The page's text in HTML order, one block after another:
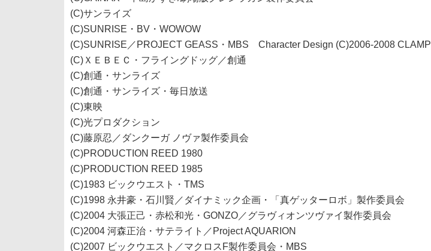
(C)サンライズ
(C)SUNRISE・BV・WOWOW
(C)SUNRISE／PROJECT GEASS・MBS Character Design (C)2006-2008 CLAMP
(C)ＸＥＢＥＣ・フライングドッグ／創通
(C)創通・サンライズ
(C)創通・サンライズ・毎日放送
(C)東映
(C)光プロダクション
(C)藤原忍／ダンクーガ ノヴァ製作委員会
(C)PRODUCTION REED 1980
(C)PRODUCTION REED 1985
(C)1983 ビックウエスト・TMS
(C)1998 永井豪・石川賢／ダイナミック企画・「真ゲッターロボ」製作委員会
(C)2004 大張正己・赤松和光・GONZO／グラヴィオンツヴァイ製作委員会
(C)2004 河森正治・サテライト／Project AQUARION
(C)2007 ビックウエスト／マクロスF製作委員会・MBS